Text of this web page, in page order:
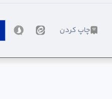
چاپ کردن